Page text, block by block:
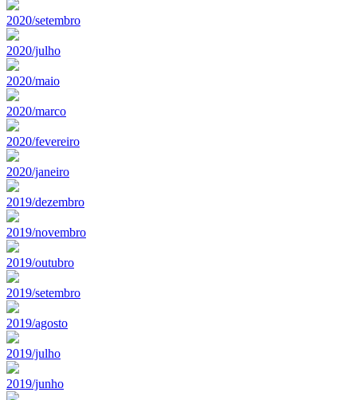
2020/setembro
2020/julho
2020/maio
2020/marco
2020/fevereiro
2020/janeiro
2019/dezembro
2019/novembro
2019/outubro
2019/setembro
2019/agosto
2019/julho
2019/junho